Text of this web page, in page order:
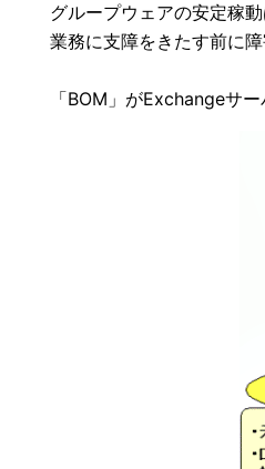
グループウェアの安定稼
業務に支障をきたす前に
「BOM」がExchangeサ